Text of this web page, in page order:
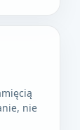
nie